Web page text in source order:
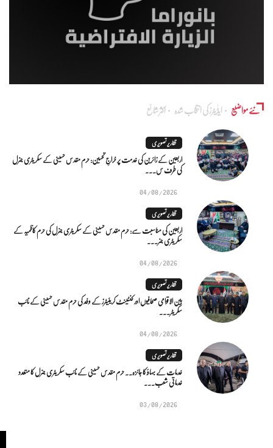
نئے مواضیع ایڈٰیٹرز کی انتخاب شدہ اکثر شائع
تقاریر تصویری
اربعین کے زائرین کی خدمت پر خراجِ تحسین: حرم مقدس حسینی کے سکریٹری جنرل
کی طرف س...
04/08/2026
تقاریر تصویری
اربعین کی مناسبت سے: حرم مقدس حسینی کے سکریٹری جنرل کی حرم کاظمیہ کے
سکریٹری جنر...
04/08/2026
تقاریر تصویری
بین الاقوامی صحافیوں اور کنٹینٹ کریئیٹرز کے وفد کی حرم مقدس حسینی کے نائب
سکریٹر...
04/08/2026
تقاریر تصویری
خدمات کے بہاؤ کا جائزہ.. حرم مقدس حسینی کے نائب سکریٹری جنرل کا متعدد
خدماتی شعب...
03/08/2026